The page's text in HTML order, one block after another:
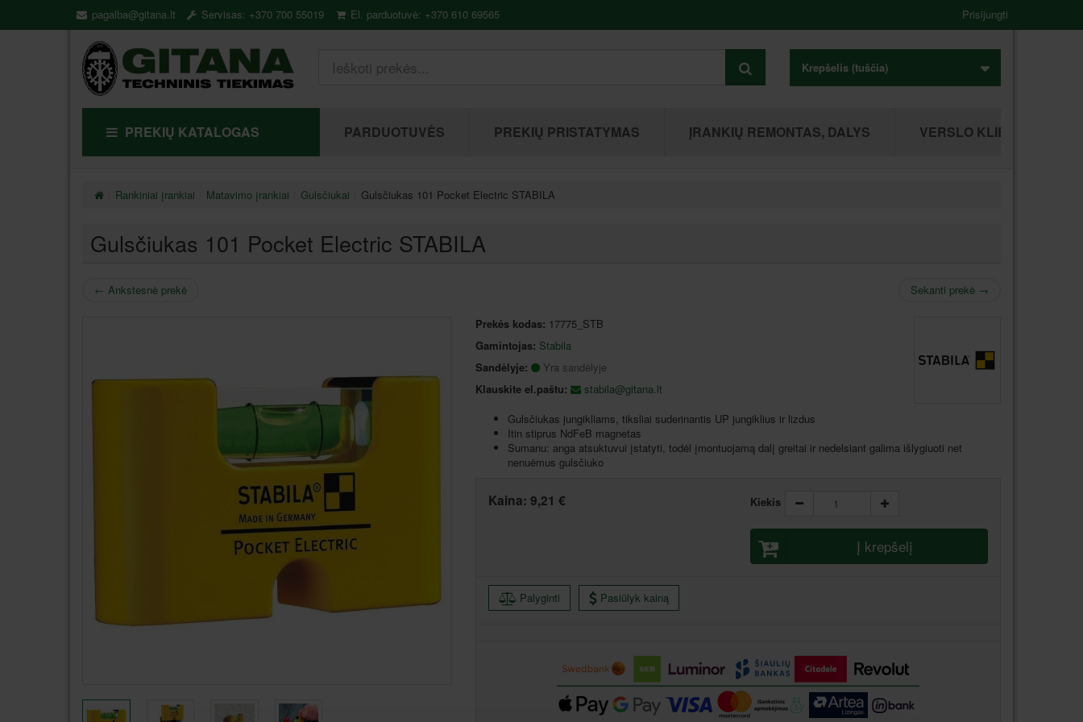
pagalba@gitana.lt Servisas: +370 700 55019 El. parduotuvė: +370 610 69565 Prisijungti
Krepšelis (tuščia)
PREKIŲ KATALOGAS PARDUOTUVĖS PREKIŲ PRISTATYMAS ĮRANKIŲ REMONTAS, DALYS VERSLO KLIENTAMS
Rankiniai įrankiai Matavimo įrankiai Gulsčiukai Gulsčiukas 101 Pocket Electric STABILA
Gulsčiukas 101 Pocket Electric STABILA
← Ankstesnė prekė Sekanti prekė →
Prekės kodas: 17775_STB
Gamintojas: Stabila
Sandėlyje:
Yra sandėlyje
Klauskite el.paštu:
stabila@gitana.lt
Gulsčiukas jungikliams, tiksliai suderinantis UP jungiklius ir lizdus
Itin stiprus NdFeB magnetas
Sumanu: anga atsuktuvui įstatyti, todėl įmontuojamą dalį greitai ir nedelsiant galima išlygiuoti net
nenuėmus gulsčiuko
Kaina: 9,21 € Kiekis
Į krepšelį
Palyginti Pasiūlyk kainą